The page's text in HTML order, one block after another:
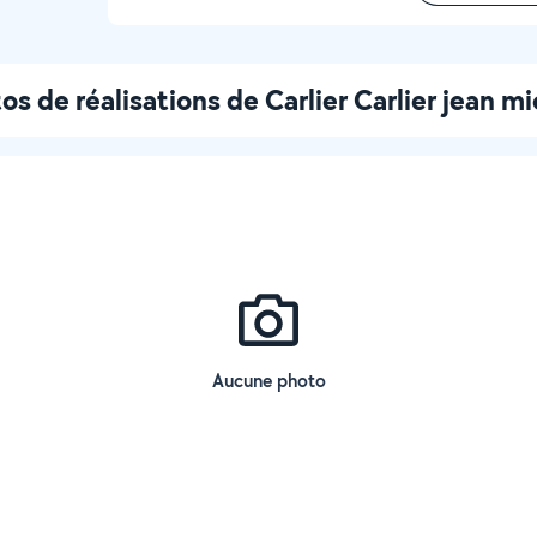
de réalisations de Carlier Carlier jean
Aucune photo